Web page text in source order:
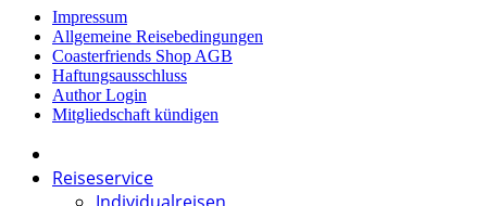
Impressum
Allgemeine Reisebedingungen
Coasterfriends Shop AGB
Haftungsausschluss
Author Login
Mitgliedschaft kündigen
Reiseservice